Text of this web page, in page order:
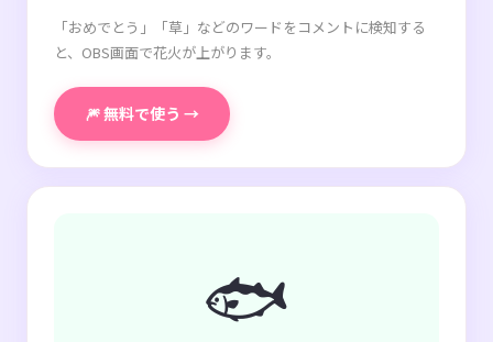
「おめでとう」「草」などのワードをコメントに検知する
と、OBS画面で花火が上がります。
🎆 無料で使う →
🐟